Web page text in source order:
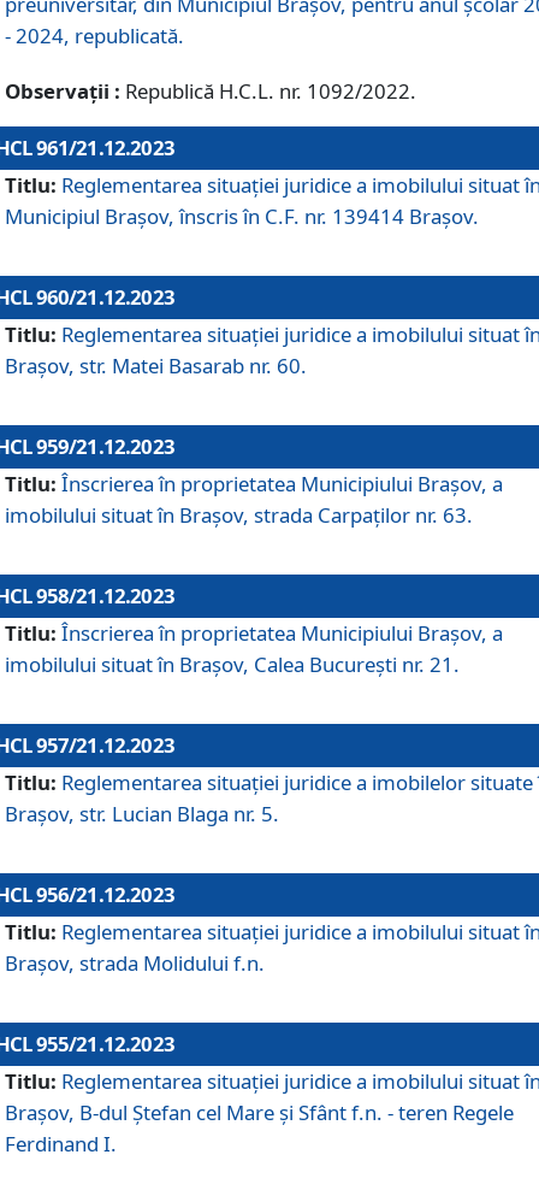
- 2024, republicată.
Observații : Republică H.C.L. nr. 1092/2022.
961/21.12.2023
Titlu: Reglementarea situației juridice a imobilului situat
Municipiul Brașov, înscris în C.F. nr. 139414 Brașov.
960/21.12.2023
Titlu: Reglementarea situației juridice a imobilului situat
Brașov, str. Matei Basarab nr. 60.
959/21.12.2023
Titlu: Înscrierea în proprietatea Municipiului Brașov, a
imobilului situat în Brașov, strada Carpaților nr. 63.
958/21.12.2023
Titlu: Înscrierea în proprietatea Municipiului Brașov, a
imobilului situat în Brașov, Calea București nr. 21.
957/21.12.2023
Titlu: Reglementarea situației juridice a imobilelor situate
Brașov, str. Lucian Blaga nr. 5.
956/21.12.2023
Titlu: Reglementarea situației juridice a imobilului situat
Brașov, strada Molidului f.n.
955/21.12.2023
Titlu: Reglementarea situației juridice a imobilului situat
Brașov, B-dul Ștefan cel Mare și Sfânt f.n. - teren Regele
Ferdinand I.